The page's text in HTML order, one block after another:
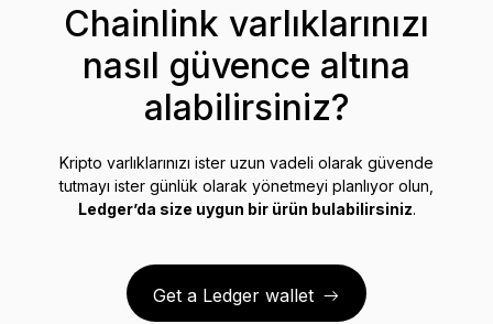
Chainlink varlıklarınızı
nasıl güvence altına
alabilirsiniz?
Kripto varlıklarınızı ister uzun vadeli olarak güvende
tutmayı ister günlük olarak yönetmeyi planlıyor olun,
Ledger’da size uygun bir ürün bulabilirsiniz.
Get a Ledger wallet